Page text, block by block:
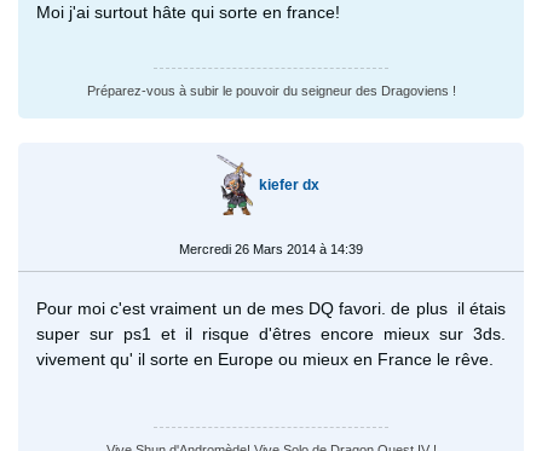
Moi j'ai surtout hâte qui sorte en france!
Préparez-vous à subir le pouvoir du seigneur des Dragoviens !
kiefer dx
Mercredi 26 Mars 2014 à 14:39
Pour moi c'est vraiment un de mes DQ favori. de plus il étais
super sur ps1 et il risque d'êtres encore mieux sur 3ds.
vivement qu' il sorte en Europe ou mieux en France le rêve.